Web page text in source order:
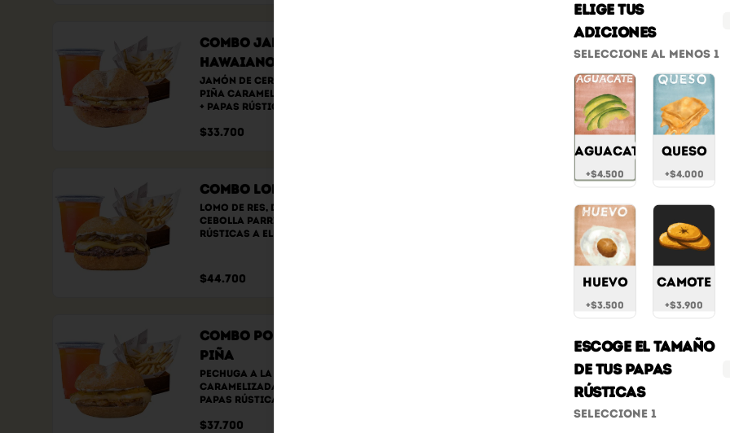
Combo Jamón
Hawaiano
Jamón de cerdo ahumado,
piña caramelizada y queso
+ papas rústicas a elección
$33.700
Combo La Lucha
Costilla de cerdo, camote y
sarza criolla + papas
rústicas a elección + bebida
a elección
$40.700
Combo Lomo Fino
Lomo de res, doble queso y
cebolla parrillada + papas
rústicas a elección + bebida
$44.700
Combo Pavo a la
Pavo fileteado ahumado,
salsa tártara y sarza
criolla + papas rústicas a
elección + bebida a elección
Combo Pollo con
Piña
Pechuga a la plancha, piña
caramelizada y queso +
papas rústicas a elección +
$37.700
Dip de espinaca cremosa,
tomate, queso y salsa de ají
amarillo + papas rústicas a
elección + bebida a elección
Elige tus
adiciones
Seleccione al menos 1
Aguacate
+$4.500
Queso
+$4.000
Huevo
+$3.500
Camote
+$3.900
Escoge el tamaño
de tus papas
Rústicas
Seleccione 1